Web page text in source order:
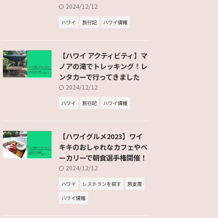
2024/12/12
ハワイ 旅行記 ハワイ情報
【ハワイ アクティビティ】マ
ノアの滝でトレッキング！レ
ンタカーで行ってきました
2024/12/12
ハワイ 旅行記 ハワイ情報
【ハワイグルメ2023】ワイ
キキのおしゃれなカフェやベ
ーカリーで朝食選手権開催！
2024/12/12
ハワイ レストランを探す
旅支度
ハワイ情報